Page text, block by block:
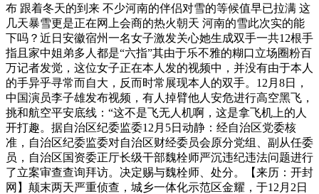
布 跟着冬天的到来 不少河南的伴侣对雪的等候值早已拉满 这
几天暴雪更是正在网上会商的热火朝天 河南的雪此次实的能
下吗？近日安徽宿州一名女子激发关心她生成双手一共12根手
指且家中姐弟多人都是“六指”其由于乐不雅的糊口立场圈粉百
万记者发觉，这位女子正在本人发的视频中，并没有由于本人
的手异乎寻常而自大，反而时常展现本人的双手。12月8日，
中国演员李子雄发布视频，有人掉臂他人安危进行高空黑飞，
挑和航空平安底线：“这不是飞无人机啊，这是拿飞机上的人
开打趣。据自治区纪委监委12月5日动静：经自治区党委核
准，自治区纪委监委对自治区财经委员会原分党组、副从任委
员，自治区国资委正厅长级干部魏栓师严沉违纪违法问题进行
了立案审查查询拜访。决定赐与魏栓师、处分。【来历：开封
网】颠末两天严重侦查，城乡一体化示范区金耀，于12月2日